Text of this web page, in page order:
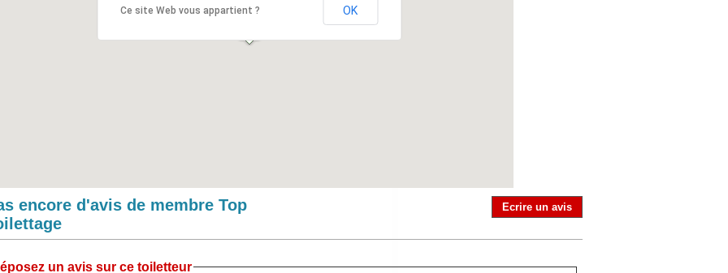
Ce site Web vous appartient ? OK
encore d'avis de membre Top
Ecrire un avis
un avis sur ce toiletteur